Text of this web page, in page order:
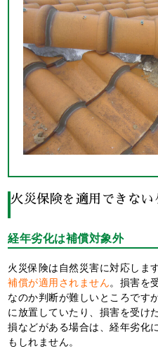
火災保険を適用できない
経年劣化は補償対象外
火災保険は自然災害に対応します
補償が適用されません。損害を
なのか判断が難しいところです
に放置していたり、損害を受け
損などがある場合は、経年劣化
もしれません。